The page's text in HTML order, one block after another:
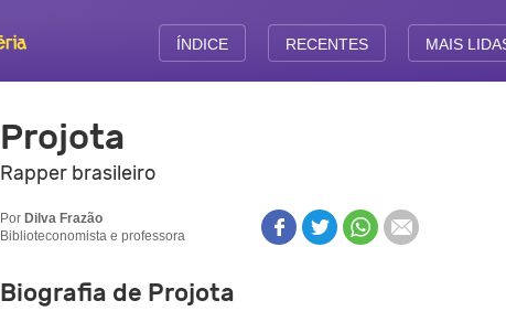
ÍNDICE RECENTES MAIS
Projota
Rapper brasileiro
Por Dilva Frazão
Biblioteconomista e professora
Biografia de Projota